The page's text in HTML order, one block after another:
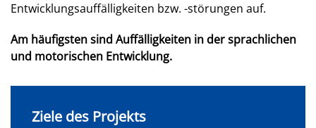
Entwicklungsauffälligkeiten bzw. -störungen auf.
Am häufigsten sind Auffälligkeiten in der sprachlichen
und motorischen Entwicklung.
Ziele des Projekts